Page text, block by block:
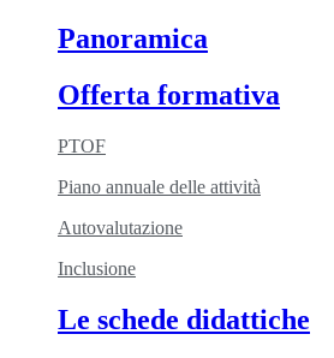
Panoramica
Offerta formativa
PTOF
Piano annuale delle attività
Autovalutazione
Inclusione
Le schede didattiche